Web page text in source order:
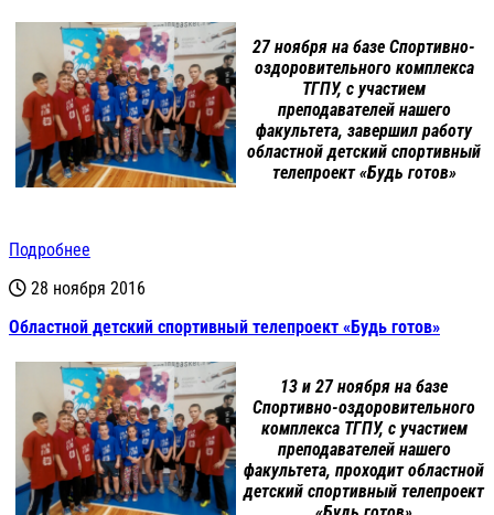
27 ноября на базе Спортивно-
оздоровительного комплекса
ТГПУ, с участием
преподавателей нашего
факультета, завершил работу
областной детский спортивный
телепроект«Будь готов»
Подробнее
28 ноября 2016
Областной детский спортивный телепроект «Будь готов»
13 и 27 ноября на базе
Спортивно-оздоровительного
комплекса ТГПУ, с участием
преподавателей нашего
факультета, проходит областной
детский спортивный телепроект